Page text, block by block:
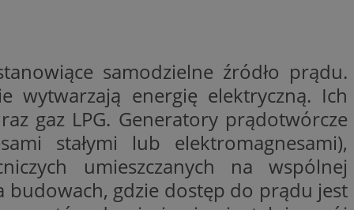
samodzielne źródło prądu.
wytwarzają energię elektryczną. Ich
gaz LPG. Generatory prądotwórcze
stałymi lub elektromagnesami),
umieszczanych na wspólnej
budowach, gdzie dostęp do prądu jest
w celu
strony
przez
pomagając
wydajność
for
reklam w
firmę
Można to
Microsoft.
w wielu różnych
użytkowników.